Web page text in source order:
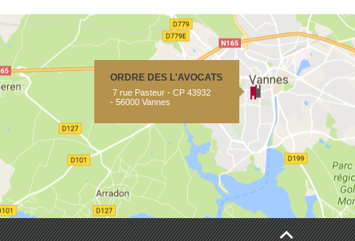
ORDRE DES L'AVOCATS
7 rue Pasteur - CP 43932
- 56000 Vannes